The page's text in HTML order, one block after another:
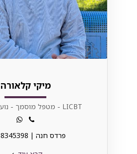
מיקי קלאורה
LICBT - מטפל מוסמך - נוער ומבוגרים
פרדס חנה | 052-8345398⁩